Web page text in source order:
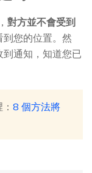
對方並不會受到
到您的位置。然
通知，知道您已
8 個方法將